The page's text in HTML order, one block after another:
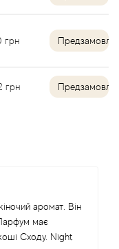
грн
грн
аромат. Він
має
Сходу. Night